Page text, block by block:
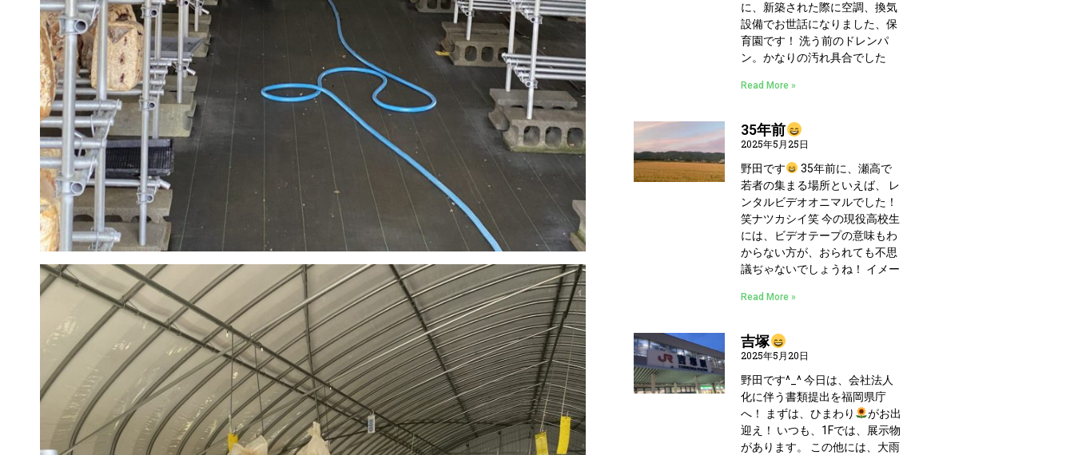
に、新築された際に空調、換気
設備でお世話になりました、保
育園です！ 洗う前のドレンパ
ン。かなりの汚れ具合でした
Read More »
35年前
2025年5月25日
野田です
35年前に、瀬高で
若者の集まる場所といえば、 レ
ンタルビデオオニマルでした！
笑ナツカシイ笑 今の現役高校生
には、ビデオテープの意味もわ
からない方が、おられても不思
議ぢゃないでしょうね！ イメー
Read More »
吉塚
2025年5月20日
野田です^_^ 今日は、会社法人
化に伴う書類提出を福岡県庁
へ！ まずは、ひまわり
がお出
迎え！ いつも、1Fでは、展示物
があります。 この他には、大雨